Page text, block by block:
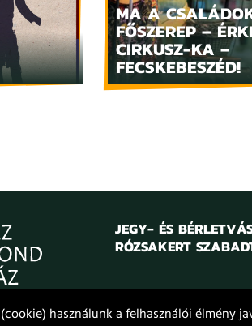
MA A
FŐSZEREP –
CIRKUSZ-KA –
FECSKEBESZÉD!
JEGY- ÉS
RÓZSAKERT
használunk a felhasználói élmény